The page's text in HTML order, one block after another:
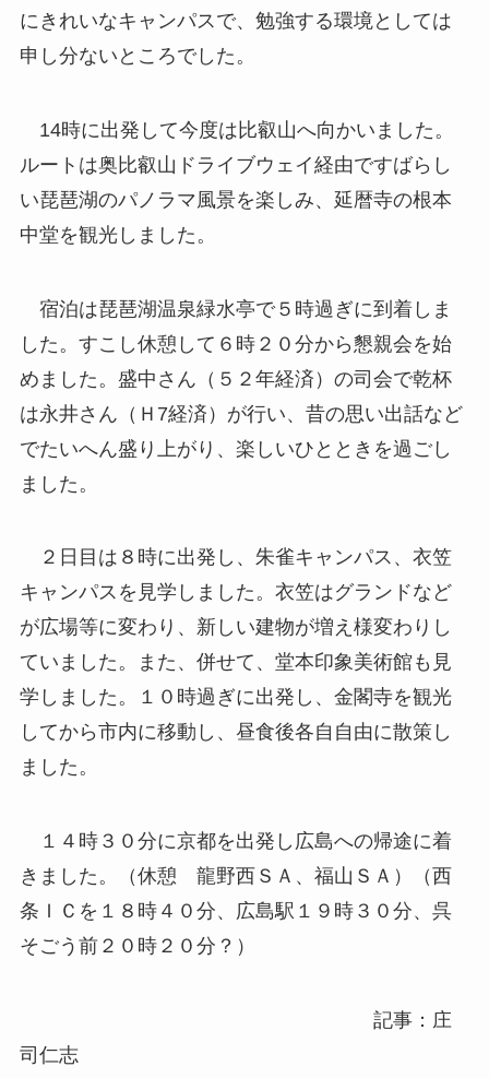
にきれいなキャンパスで、勉強する環境としては
申し分ないところでした。
14時に出発して今度は比叡山へ向かいました。
ルートは奥比叡山ドライブウェイ経由ですばらし
い琵琶湖のパノラマ風景を楽しみ、延暦寺の根本
中堂を観光しました。
宿泊は琵琶湖温泉緑水亭で５時過ぎに到着しま
した。すこし休憩して６時２０分から懇親会を始
めました。盛中さん（５２年経済）の司会で乾杯
は永井さん（Ｈ7経済）が行い、昔の思い出話など
でたいへん盛り上がり、楽しいひとときを過ごし
ました。
２日目は８時に出発し、朱雀キャンパス、衣笠
キャンパスを見学しました。衣笠はグランドなど
が広場等に変わり、新しい建物が増え様変わりし
ていました。また、併せて、堂本印象美術館も見
学しました。１０時過ぎに出発し、金閣寺を観光
してから市内に移動し、昼食後各自自由に散策し
ました。
１４時３０分に京都を出発し広島への帰途に着
きました。（休憩 龍野西ＳＡ、福山ＳＡ）（西
条ＩＣを１８時４０分、広島駅１９時３０分、呉
そごう前２０時２０分？）
記事：庄
司仁志